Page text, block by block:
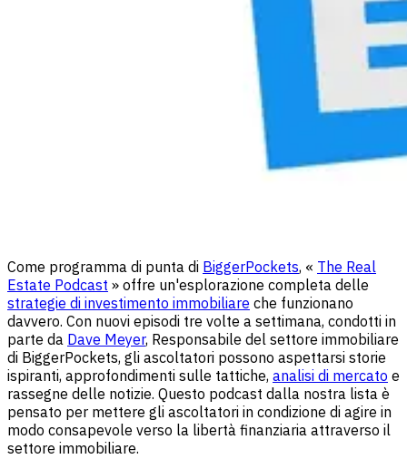
Come programma di punta di BiggerPockets, « The Real
Estate Podcast » offre un'esplorazione completa delle
strategie di investimento immobiliare che funzionano
davvero. Con nuovi episodi tre volte a settimana, condotti in
parte da Dave Meyer, Responsabile del settore immobiliare
di BiggerPockets, gli ascoltatori possono aspettarsi storie
ispiranti, approfondimenti sulle tattiche, analisi di mercato e
rassegne delle notizie. Questo podcast dalla nostra lista è
pensato per mettere gli ascoltatori in condizione di agire in
modo consapevole verso la libertà finanziaria attraverso il
settore immobiliare.